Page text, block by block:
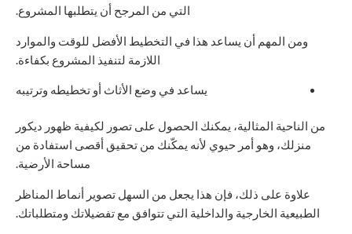
التي من المرجح أن يتطلبها المشروع.
ومن المهم أن يساعد هذا في التخطيط الأفضل للوقت والموارد
اللازمة لتنفيذ المشروع بكفاءة.
يساعد في وضع الأثاث أو تخطيطه وترتيبه
من الناحية المثالية، يمكنك الحصول على تصور لكيفية ظهور ديكور
منزلك، وهو أمر حيوي لأنه يمكّنك من تحقيق أقصى استفادة من
مساحة الأرضية.
علاوة على ذلك، فإن هذا يجعل من السهل تصوير أنماط المناظر
الطبيعية الخارجية والداخلية التي تتوافق مع تفضيلاتك ومتطلباتك.